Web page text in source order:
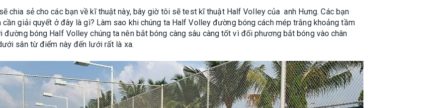
chia sẻ cho các bạn về kĩ thuật này, bây giờ tôi sẽ test kĩ thuật Half Volley của anh Hưng. Các bạn
cần giải quyết ở đây là gì? Làm sao khi chúng ta Half Volley đường bóng cách mép trắng khoảng tầm
đường bóng Half Volley chúng ta nên bắt bóng càng sâu càng tốt vì đối phương bắt bóng vào chân
sân từ điểm này đến lưới rất là xa.